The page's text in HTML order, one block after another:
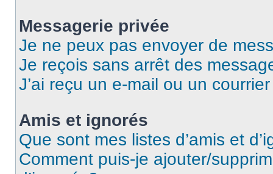
Messagerie privée
Je ne peux pas envoyer de
Je reçois sans arrêt des
J’ai reçu un e-mail ou un
Amis et ignorés
Que sont mes listes d’amis et
Comment puis-je ajouter/